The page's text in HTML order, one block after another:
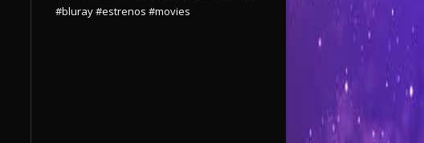
#bluray#estrenos #movies